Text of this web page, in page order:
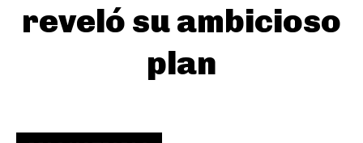
reveló su ambicioso
plan